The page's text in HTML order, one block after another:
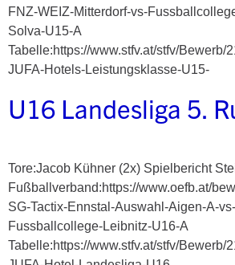
FNZ-WEIZ-Mitterdorf-vs-
Solva-U15-A
Tabelle:https://www.stfv.at/stfv/Bewerb/
JUFA-Hotels-Leistungsklasse-U15-
U16 Landesliga 5.
Tore:Jacob Kühner (2x) Spielbericht
Fußballverband:https://www.oefb.at/
SG-Tactix-Ennstal-Auswahl-Aigen-A-
Fussballcollege-Leibnitz-U16-A
Tabelle:https://www.stfv.at/stfv/Bewerb/